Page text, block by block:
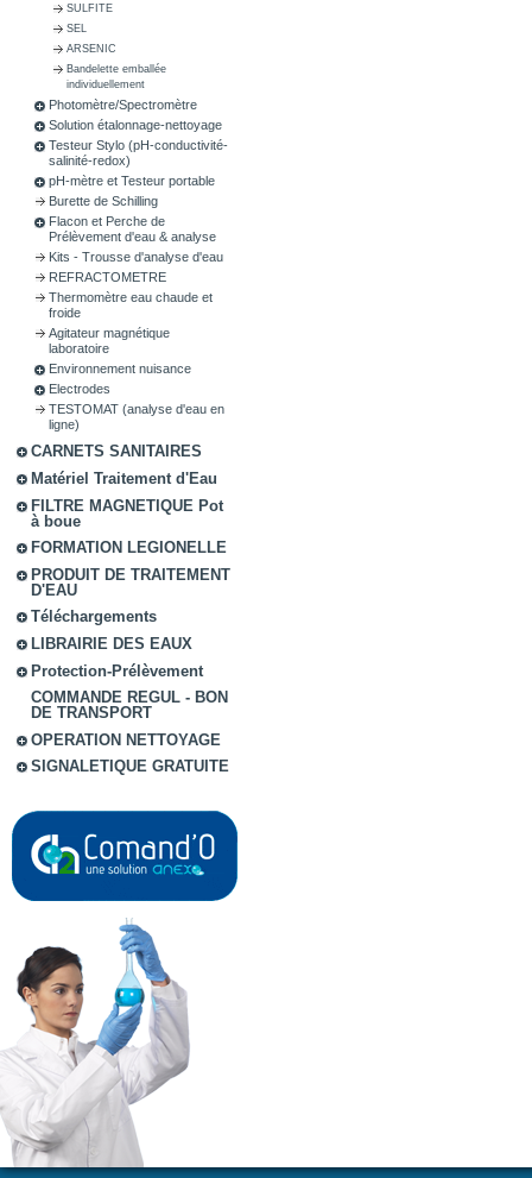
SULFITE
SEL
ARSENIC
Bandelette emballée
individuellement
Photomètre/Spectromètre
Solution étalonnage-nettoyage
Testeur Stylo (pH-conductivité-
salinité-redox)
pH-mètre et Testeur portable
Burette de Schilling
Flacon et Perche de
Prélèvement d'eau & analyse
Kits - Trousse d'analyse d'eau
REFRACTOMETRE
Thermomètre eau chaude et
froide
Agitateur magnétique
laboratoire
Environnement nuisance
Electrodes
TESTOMAT (analyse d'eau en
ligne)
CARNETS SANITAIRES
Matériel Traitement d'Eau
FILTRE MAGNETIQUE Pot
à boue
FORMATION LEGIONELLE
PRODUIT DE TRAITEMENT
D'EAU
Téléchargements
LIBRAIRIE DES EAUX
Protection-Prélèvement
COMMANDE REGUL - BON
DE TRANSPORT
OPERATION NETTOYAGE
SIGNALETIQUE GRATUITE